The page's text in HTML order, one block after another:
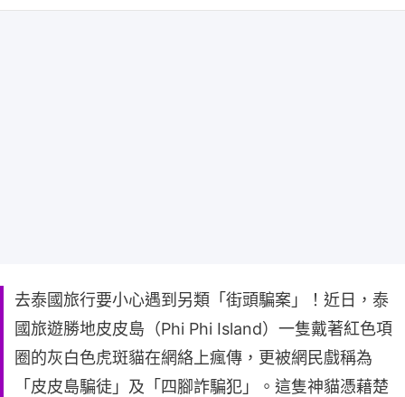
去泰國旅行要小心遇到另類「街頭騙案」！近日，泰
國旅遊勝地皮皮島（Phi Phi Island）一隻戴著紅色項
圈的灰白色虎斑貓在網絡上瘋傳，更被網民戲稱為
「皮皮島騙徒」及「四腳詐騙犯」。這隻神貓憑藉楚